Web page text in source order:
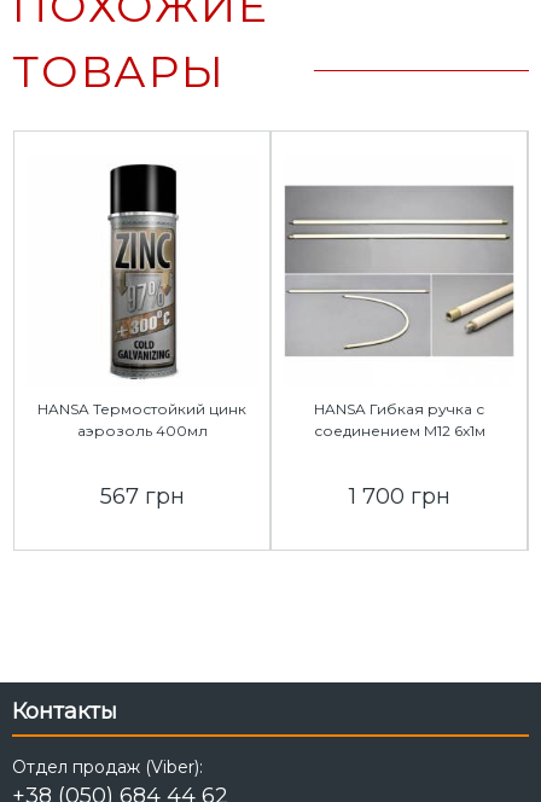
ТОВАРЫ
HANSA Термостойкий цинк
аэрозоль 400мл
567 грн
HANSA Гибкая ручка с
соединением М12 6x1м
1 700 грн
Контакты
Отдел продаж (Viber):
+38 (050) 684 44 62